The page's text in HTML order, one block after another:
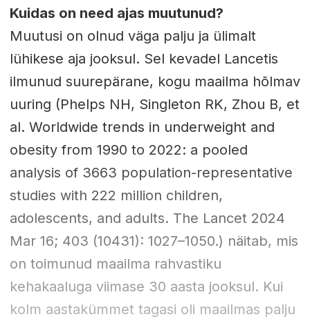
Kuidas on need ajas muutunud?
Muutusi on olnud väga palju ja ülimalt
lühikese aja jooksul. Sel kevadel Lancetis
ilmunud suurepärane, kogu maailma hõlmav
uuring (Phelps NH, Singleton RK, Zhou B, et
al. Worldwide trends in underweight and
obesity from 1990 to 2022: a pooled
analysis of 3663 population-representative
studies with 222 million children,
adolescents, and adults. The Lancet 2024
Mar 16; 403 (10431): 1027–1050.) näitab, mis
on toimunud maailma rahvastiku
kehakaaluga viimase 30 aasta jooksul. Kui
kolm aastakümmet tagasi oli maailmas palju